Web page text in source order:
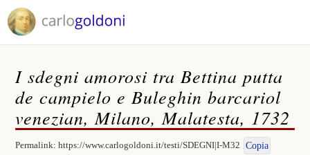
I sdegni amorosi tra Bettina putta
de campielo e Buleghin barcariol
venezian, Milano, Malatesta, 1732
Permalink:https://www.carlogoldoni.it/testi/SDEGNI|I-M32 Copia